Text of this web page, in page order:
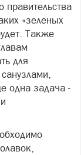
правительства
«зеленых
Также
для
одна задача -